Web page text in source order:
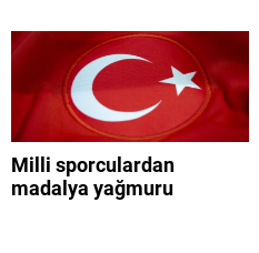
Milli sporculardan
madalya yağmuru